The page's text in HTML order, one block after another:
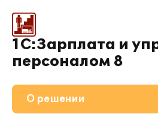
1С:Зарплата и
персоналом 8
О решении